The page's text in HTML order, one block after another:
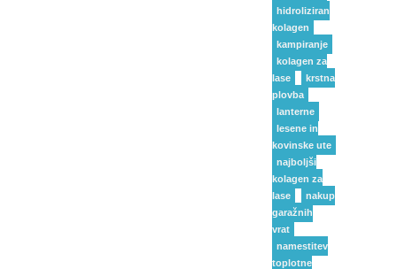
hidroliziran
kolagen
kampiranje
kolagen za
lase
krstna
plovba
lanterne
lesene in
kovinske ute
najboljši
kolagen za
lase
nakup
garažnih
vrat
namestitev
toplotne